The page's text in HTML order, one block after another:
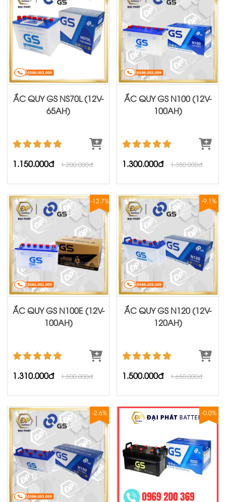
ẮC QUY GS NS70L (12V-
65AH)
1.150.000đ 1.200.000đ
ẮC QUY GS N100 (12V-
100AH)
1.300.000đ 1.350.000đ
-12.7%
ẮC QUY GS N100E (12V-
100AH)
1.310.000đ 1.500.000đ
-9.1%
ẮC QUY GS N120 (12V-
120AH)
1.500.000đ 1.650.000đ
-2.6% -0.0%